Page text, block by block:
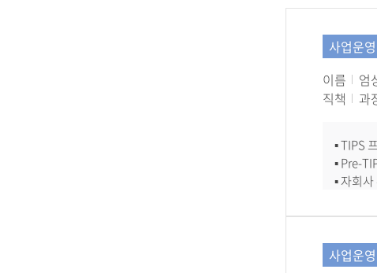
사업운
이름
엄
직책
과
▪ TIPS
▪ Pre-
▪ 자회
사업운